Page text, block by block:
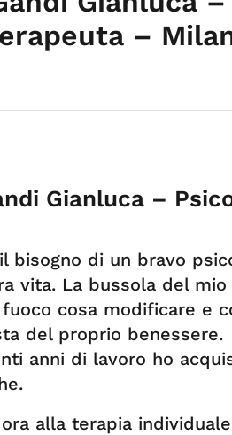
–
Gianluca –
bisogno di un bravo
vita. La bussola del
cosa modificare e
del proprio benessere.
anni di lavoro ho
alla terapia